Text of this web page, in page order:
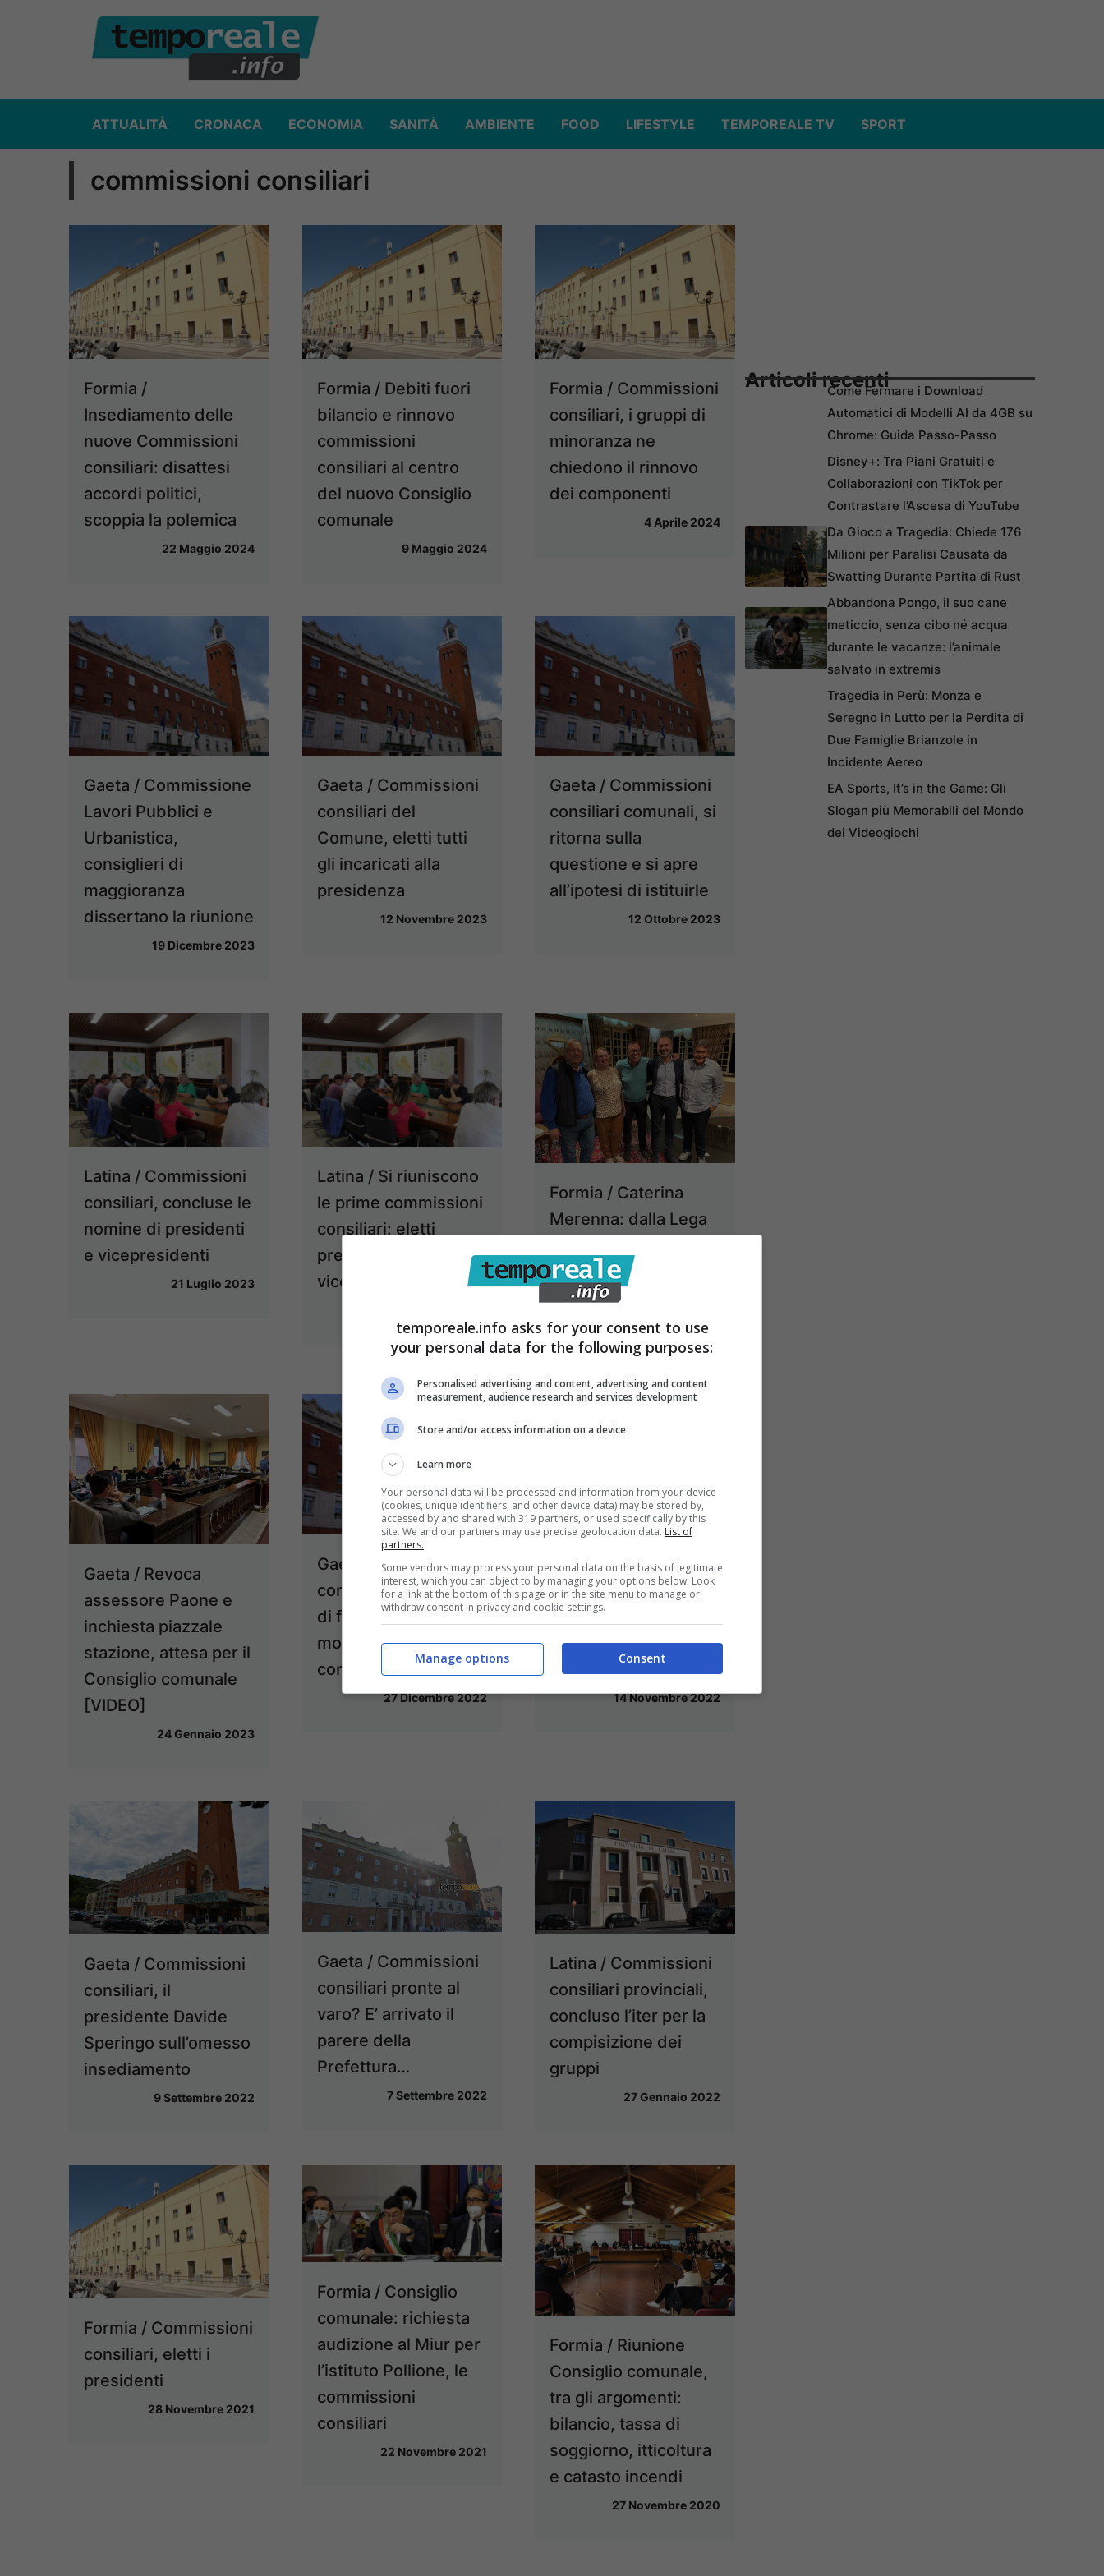
ATTUALITÀ CRONACA ECONOMIA SANITÀ AMBIENTE FOOD LIFESTYLE TEMPOREALE TV SPORT
commissioni consiliari
Formia /
Insediamento delle
nuove Commissioni
consiliari: disattesi
accordi politici,
scoppia la polemica
22 Maggio 2024
Formia / Debiti fuori
bilancio e rinnovo
commissioni
consiliari al centro
del nuovo Consiglio
comunale
9 Maggio 2024
Formia / Commissioni
consiliari, i gruppi di
minoranza ne
chiedono il rinnovo
dei componenti
4 Aprile 2024
Gaeta / Commissione
Lavori Pubblici e
Urbanistica,
consiglieri di
maggioranza
dissertano la riunione
19 Dicembre 2023
Gaeta / Commissioni
consiliari del
Comune, eletti tutti
gli incaricati alla
presidenza
12 Novembre 2023
Gaeta / Commissioni
consiliari comunali, si
ritorna sulla
questione e si apre
all’ipotesi di istituirle
12 Ottobre 2023
Latina / Commissioni
consiliari, concluse le
nomine di presidenti
e vicepresidenti
21 Luglio 2023
Latina / Si riuniscono
le prime commissioni
consiliari: eletti
presidenti e
vicepresidenti
Formia / Caterina
Merenna: dalla Lega
la bocciatura
elettorale di Di Rocco
19 Febbraio 2023
Gaeta / Revoca
assessore Paone e
inchiesta piazzale
stazione, attesa per il
Consiglio comunale
[VIDEO]
24 Gennaio 2023
Gaeta / Commissioni
consiliari: l’abolizione
di fatto con la
modifica allo Statuto
comunale
27 Dicembre 2022
Gaeta / Varo delle
Commissioni
consiliari:
proseguono in gran
segreto le trattative
14 Novembre 2022
Gaeta / Commissioni
consiliari, il
presidente Davide
Speringo sull’omesso
insediamento
9 Settembre 2022
Gaeta / Commissioni
consiliari pronte al
varo? E’ arrivato il
parere della
Prefettura…
7 Settembre 2022
Latina / Commissioni
consiliari provinciali,
concluso l’iter per la
compisizione dei
gruppi
27 Gennaio 2022
Formia / Commissioni
consiliari, eletti i
presidenti
28 Novembre 2021
Formia / Consiglio
comunale: richiesta
audizione al Miur per
l’istituto Pollione, le
commissioni
consiliari
22 Novembre 2021
Formia / Riunione
Consiglio comunale,
tra gli argomenti:
bilancio, tassa di
soggiorno, itticoltura
e catasto incendi
27 Novembre 2020
Articoli recentiCome Fermare i Download
Automatici di Modelli AI da 4GB su
Chrome: Guida Passo-Passo
Disney+: Tra Piani Gratuiti e
Collaborazioni con TikTok per
Contrastare l’Ascesa di YouTube
Da Gioco a Tragedia: Chiede 176
Milioni per Paralisi Causata da
Swatting Durante Partita di Rust
Abbandona Pongo, il suo cane
meticcio, senza cibo né acqua
durante le vacanze: l’animale
salvato in extremis
Tragedia in Perù: Monza e
Seregno in Lutto per la Perdita di
Due Famiglie Brianzole in
Incidente Aereo
EA Sports, It’s in the Game: Gli
Slogan più Memorabili del Mondo
dei Videogiochi
temporeale.info asks for your consent to use
your personal data for the following purposes:
Personalised advertising and content, advertising and content
measurement, audience research and services development
Store and/or access information on a device
Learn more
Your personal data will be processed and information from your device
(cookies, unique identifiers, and other device data) may be stored by,
accessed by and shared with 319 partners, or used specifically by this
site. We and our partners may use precise geolocation data. List of
partners.
Some vendors may process your personal data on the basis of legitimate
interest, which you can object to by managing your options below. Look
for a link at the bottom of this page or in the site menu to manage or
withdraw consent in privacy and cookie settings.
Consent
Manage options